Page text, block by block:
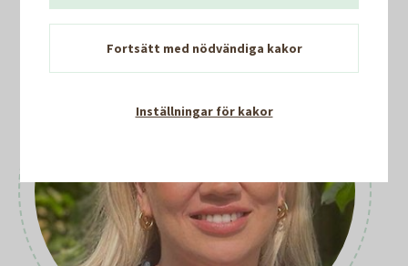
Fortsätt med nödvändiga kakor
Inställningar för kakor